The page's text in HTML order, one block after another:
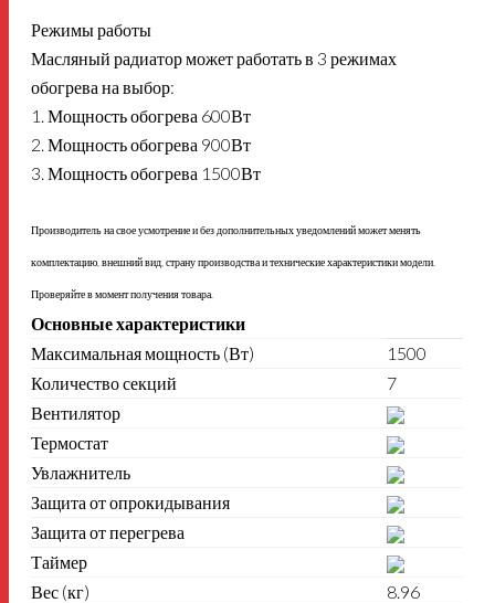
Режимы работы
Масляный радиатор может работать в 3 режимах
обогрева на выбор:
1. Мощность обогрева 600Вт
2. Мощность обогрева 900Вт
3. Мощность обогрева 1500Вт
Производитель на свое усмотрение и без дополнительных уведомлений может менять
комплектацию, внешний вид, страну производства и технические характеристики модели.
Проверяйте в момент получения товара.
Основные характеристики
Максимальная мощность (Вт)
1500
Количество секций
7
Вентилятор
Термостат
Увлажнитель
Защита от опрокидывания
Защита от перегрева
Таймер
Вес (кг)
8.96